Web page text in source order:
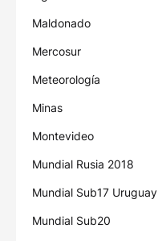
Maldonado
Mercosur
Meteorología
Minas
Montevideo
Mundial Rusia 2018
Mundial Sub17 Uruguay
Mundial Sub20